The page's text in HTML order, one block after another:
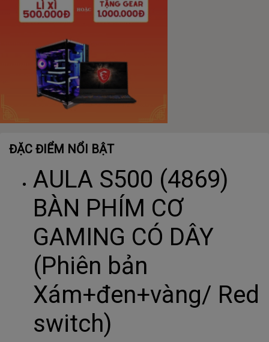
ĐẶC ĐIỂM NỔI BẬT
AULA S500 (4869)
BÀN PHÍM CƠ
GAMING CÓ DÂY
(Phiên bản
Xám+đen+vàng/ Red
switch)